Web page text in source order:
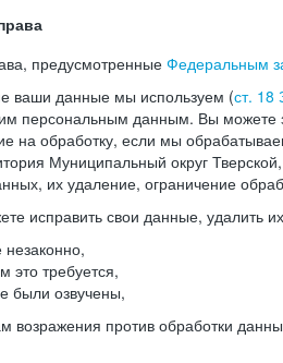
предусмотренные Федеральным
ваши данные мы используем (ст. 18
персональным данным. Вы можете
на обработку, если мы
Муниципальный округ
их удаление, ограничение
исправить свои данные, удалить
это требуется,
были озвучены,
возражения против обработки